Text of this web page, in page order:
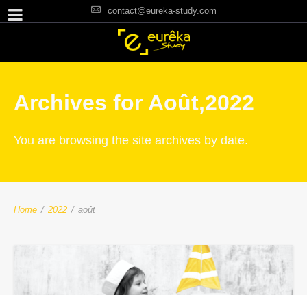
contact@eureka-study.com
Archives for Août,2022
You are browsing the site archives by date.
Home / 2022 / août